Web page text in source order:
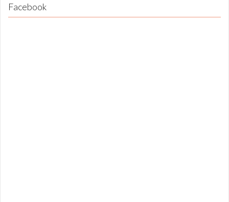
Facebook